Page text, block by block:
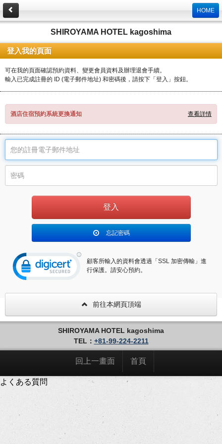
HOME
SHIROYAMA HOTEL kagoshima
登入我的頁面
可在我的頁面確認預約資料、變更會員資料及辦理退會手續。
輸入已完成註冊的 ID (電子郵件地址) 和密碼後，請按下「登入」按鈕。
酒店住宿預約系統更換通知 查看詳情
忘記密碼
顧客所輸入的資料會透過「SSL 加密傳輸」進
行保護。請安心預約。
前往本網頁頂端
SHIROYAMA HOTEL kagoshima
TEL： +81-99-224-2211
回上一畫面 首頁
よくある質問